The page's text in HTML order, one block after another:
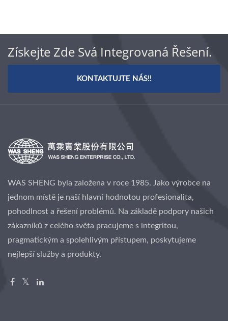
Získejte Zde Svá Integrovaná Řešení.
KONTAKTUJTE NÁS!!
WAS SHENG byla založena v roce 1985. Jako výrobce na
jednom místě je naší hlavní hodnotou profesionalita,
pohodlnost a řešení problémů. Na základě podpory našich
zákazníků z celého světa pracujeme s integritou,
pragmatickým a spolehlivým přístupem, poskytujeme
nejlepší služby a produkty.